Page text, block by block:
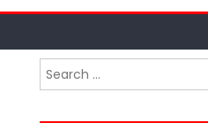
Search
for: